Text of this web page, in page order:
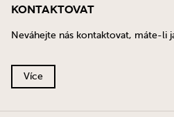
Kontaktovat
Neváhejte nás kontaktovat, máte-li
Více